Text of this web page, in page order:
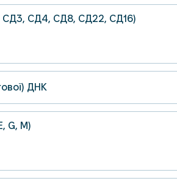
СД3, СД4, СД8, СД22, СД16)
ДНК
G, M)